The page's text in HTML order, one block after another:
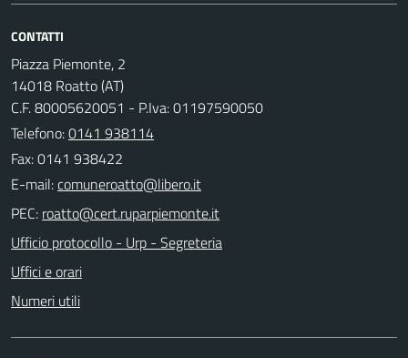
CONTATTI
Piazza Piemonte, 2
14018 Roatto (AT)
C.F. 80005620051 - P.Iva: 01197590050
Telefono:0141 938114
Fax: 0141 938422
E-mail:
PEC:
Ufficio protocollo - Urp - Segreteria
Uffici e orari
Numeri utili